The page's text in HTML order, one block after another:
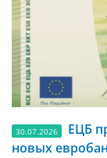
30.07.2026
ЕЦБ
новых